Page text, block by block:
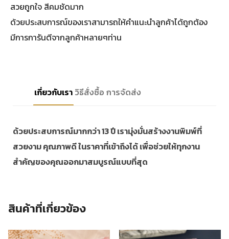
สวยถูกใจ สีคมชัดมาก
ด้วยประสบการณ์ของเราสามารถให้คำแนะนำลูกค้าได้ถูกต้อง
มีการการันตีจากลูกค้าหลายๆท่าน
เกี่ยวกับเรา วิธีสั่งซื้อ การจัดส่ง
ด้วยประสบการณ์มากกว่า 13 ปี เรามุ่งมั่นสร้างงานพิมพ์ที่
สวยงาม คุณภาพดี ในราคาที่เข้าถึงได้ เพื่อช่วยให้ทุกงาน
สำคัญของคุณออกมาสมบูรณ์แบบที่สุด
สินค้าที่เกี่ยวข้อง